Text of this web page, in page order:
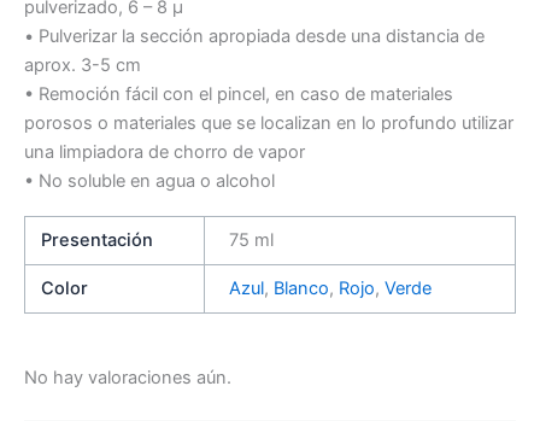
pulverizado, 6 – 8 μ
• Pulverizar la sección apropiada desde una distancia de
aprox. 3-5 cm
• Remoción fácil con el pincel, en caso de materiales
porosos o materiales que se localizan en lo profundo utilizar
una limpiadora de chorro de vapor
• No soluble en agua o alcohol
Presentación 75 ml
Color Azul, Blanco, Rojo, Verde
No hay valoraciones aún.